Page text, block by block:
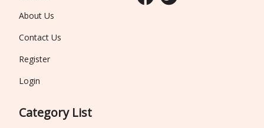
About Us
Contact Us
Register
Login
Category List